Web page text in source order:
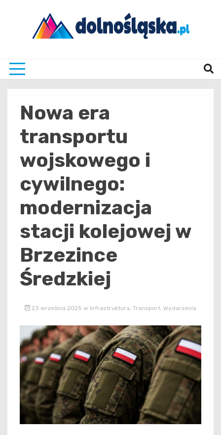
Nowa era
transportu
wojskowego i
cywilnego:
modernizacja
stacji kolejowej w
Brzezince
Średzkiej
23 września 2025 w Infrastruktura Transport, Wydarzenia